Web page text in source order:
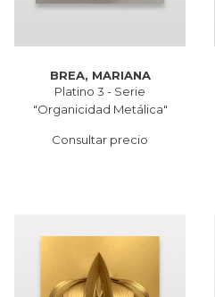
BREA, MARIANA
Platino 3 - Serie
"Organicidad Metálica"
Consultar precio